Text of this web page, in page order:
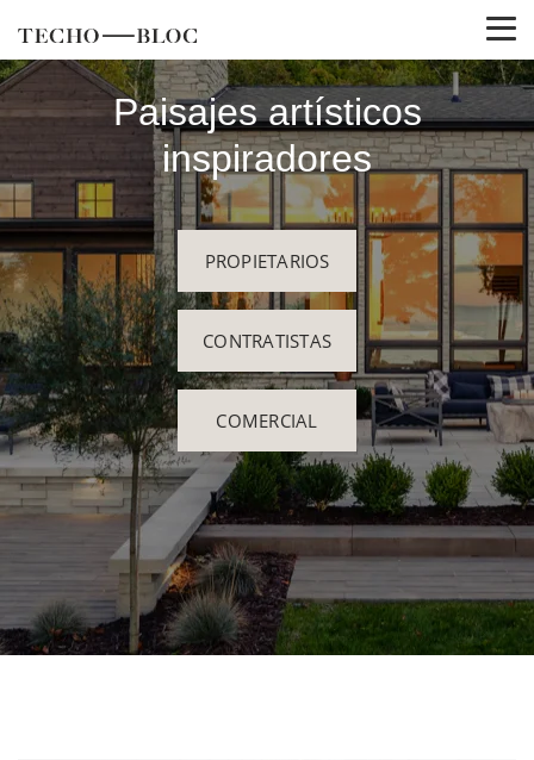
Paisajes artísticos
inspiradores
PROPIETARIOS
CONTRATISTAS
COMERCIAL